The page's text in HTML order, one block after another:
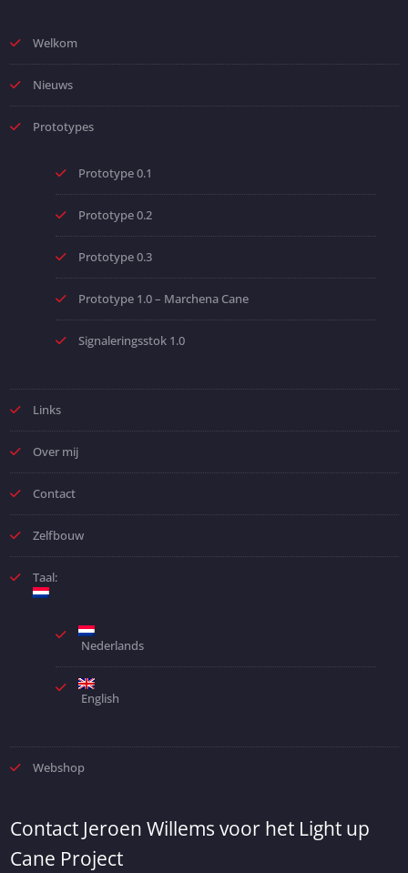
Welkom
Nieuws
Prototypes
Prototype 0.1
Prototype 0.2
Prototype 0.3
Prototype 1.0 – Marchena Cane
Signaleringsstok 1.0
Links
Over mij
Contact
Zelfbouw
Taal:
Nederlands
English
Webshop
Contact Jeroen Willems voor het Light up
Cane Project